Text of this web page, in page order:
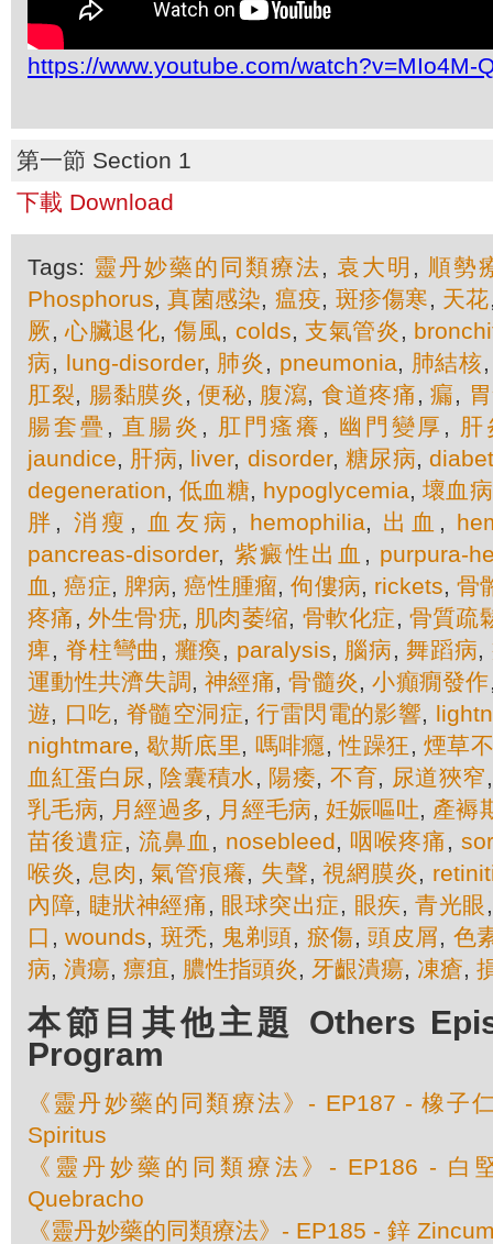
https://www.youtube.com/watch?v=MIo4M-
第一節 Section 1
下載 Download
Tags: 靈丹妙藥的同類療法, 袁大明 , 順勢
Phosphorus,真菌感染, 瘟疫, 斑疹傷寒, 天花
厥,心臟退化,傷風, colds,支氣管炎 ,
病, lung-disorder, 肺炎 , pneumonia, 肺結核
肛裂, 腸黏膜炎 ,便秘, 腹瀉,食道疼痛,瘺,
腸套疊 , 直腸炎 , 肛門瘙癢 , 幽門變厚 , 肝
jaundice, 肝病, liver, disorder, 糖尿病,
degeneration,低血糖, hypoglycemia,壞血病
胖 , 消瘦 , 血友病 , hemophilia, 出血 ,
pancreas-disorder, 紫癜性出血 , purpura-
血 ,癌症, 脾病,癌性腫瘤,佝僂病, rickets,骨
疼痛, 外生骨疣, 肌肉萎缩, 骨軟化症, 骨質疏
痺, 脊柱彎曲 , 癱瘓, paralysis, 腦病, 舞蹈病,
運動性共濟失調,神經痛,骨髓炎,小癲癇發作
遊, 口吃, 脊髓空洞症,行雷閃電的影響,
nightmare,歇斯底里, 嗎啡癮,性躁狂,煙草
血紅蛋白尿 , 陰囊積水, 陽痿, 不育, 尿道狹窄
乳毛病, 月經過多, 月經毛病, 妊娠嘔吐, 產褥
苗後遺症, 流鼻血 , nosebleed, 咽喉疼痛,
喉炎, 息肉 ,氣管痕癢, 失聲,視網膜炎,
內障, 睫狀神經痛, 眼球突出症, 眼疾,青光眼
口 ,wounds, 斑禿, 鬼剃頭, 瘀傷,頭皮屑, 色
病, 潰瘍, 瘭疽, 膿性指頭炎, 牙齦潰瘍, 凍瘡,
本節目其他主題 Others
Program
《靈丹妙藥的同類療法》- EP187 - 橡子
Spiritus
《靈丹妙藥的同類療法》- EP186 - 白
Quebracho
《靈丹妙藥的同類療法》- EP185 - 鋅